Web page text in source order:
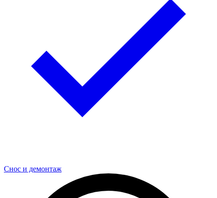
Снос и демонтаж